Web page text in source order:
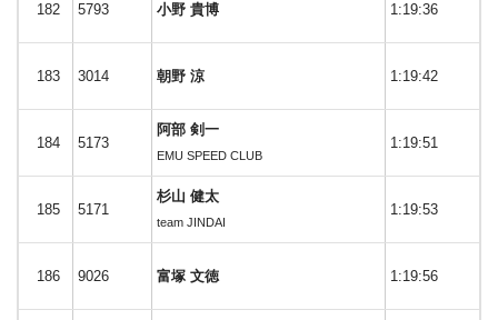
182 5793 小野 貴博 1:19:36
183 3014 朝野 涼 1:19:42
184 5173
阿部 剣一
EMU SPEED CLUB
1:19:51
185 5171
杉山 健太
team JINDAI
1:19:53
186 9026 富塚 文徳 1:19:56